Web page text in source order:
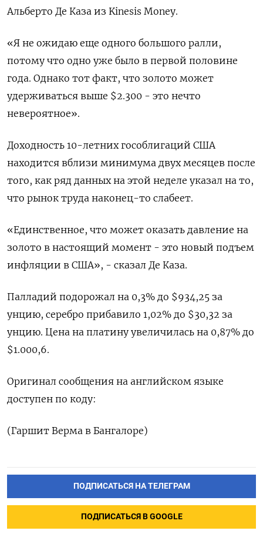
Альберто Де Каза из Kinesis Money.
«Я не ожидаю еще одного большого ралли,
потому что одно уже было в первой половине
года. Однако тот факт, что золото может
удерживаться выше $2.300 - это нечто
невероятное».
Доходность 10-летних гособлигаций США
находится вблизи минимума двух месяцев после
того, как ряд данных на этой неделе указал на то,
что рынок труда наконец-то слабеет.
«Единственное, что может оказать давление на
золото в настоящий момент - это новый подъем
инфляции в США», - сказал Де Каза.
Палладий подорожал на 0,3% до $934,25​​ за
унцию, серебро прибавило 1,02% до $30,32​ за
унцию. Цена на платину увеличилась на 0,87% до
$1.000,6.
Оригинал сообщения на английском языке
доступен по коду:
(Гаршит Верма в Бангалоре)
ПОДПИСАТЬСЯ НА ТЕЛЕГРАМ
ПОДПИСАТЬСЯ В GOOGLE